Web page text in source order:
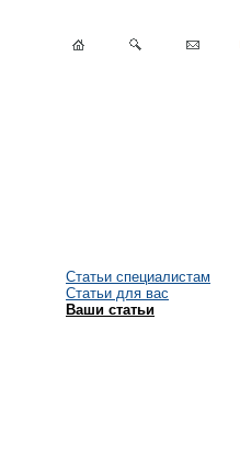
Статьи специалистам
Статьи для вас
Ваши статьи